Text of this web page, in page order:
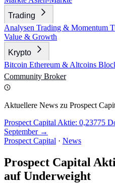
Trading
Analysen Trading & Momentum
Value & Growth
Krypto
Bitcoin Ethereum & Altcoins
Community Broker
Aktuellere News zu Prospect
Prospect Capital Aktie: 0,23775
September →
Prospect Capital · News
Prospect Capital
auf Underweight